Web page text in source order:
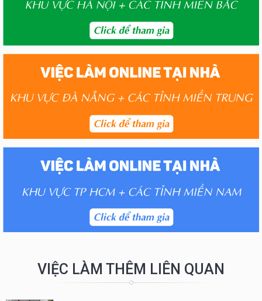
VIỆC LÀM THÊM LIÊN QUAN